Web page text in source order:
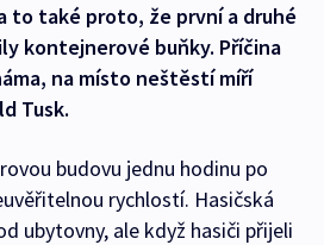
to také proto, že první a druhé
kontejnerové buňky. Příčina
na místo neštěstí míří
Tusk.
budovu jednu hodinu po
rychlostí. Hasičská
ubytovny, ale když hasiči přijeli